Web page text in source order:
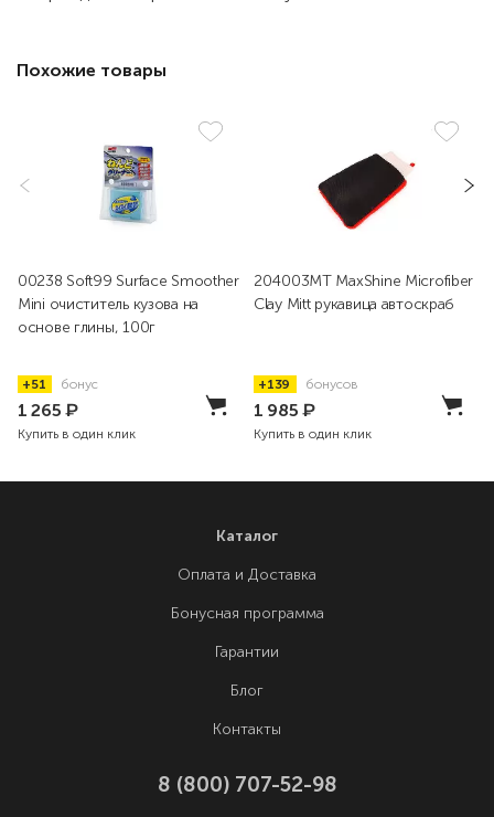
Похожие товары
00238 Soft99 Surface Smoother
Mini очиститель кузова на
основе глины, 100г
+51 бонус
1 265₽
Купить в один клик
204003MT MaxShine Microfiber
Clay Mitt рукавица автоскраб
+139 бонусов
1 985₽
Купить в один клик
Каталог
Оплата и Доставка
Бонусная программа
Гарантии
Блог
Контакты
8 (800) 707-52-98